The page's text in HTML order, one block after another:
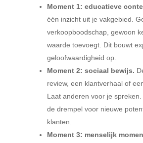
Moment 1: educatieve
één inzicht uit je vakgebied.
verkoopboodschap, gewoon
waarde toevoegt. Dit bouwt
geloofwaardigheid op.
Moment 2: sociaal bewijs.
review, een klantverhaal of
Laat anderen voor je
de drempel voor nieuwe
klanten.
Moment 3: menselijk